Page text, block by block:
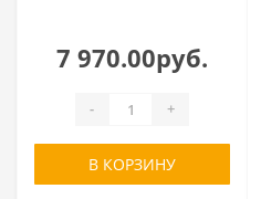
7 970.00руб.
- +
В КОРЗИНУ